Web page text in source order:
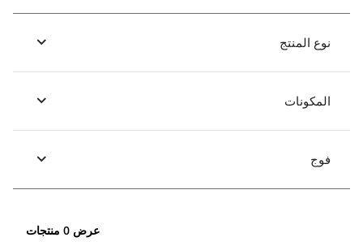
نوع المنتج
المكونات
فوج
عرض 0 منتجات